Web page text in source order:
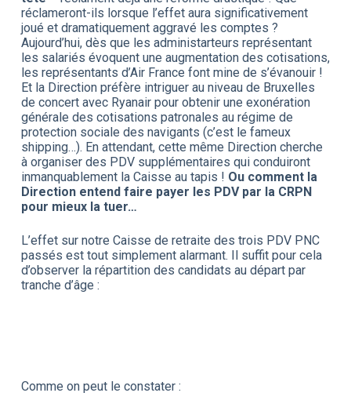
réclameront-ils lorsque l’effet aura significativement
joué et dramatiquement aggravé les comptes ?
Aujourd’hui, dès que les administarteurs représentant
les salariés évoquent une augmentation des cotisations,
les représentants d’Air France font mine de s’évanouir !
Et la Direction préfère intriguer au niveau de Bruxelles
de concert avec Ryanair pour obtenir une exonération
générale des cotisations patronales au régime de
protection sociale des navigants (c’est le fameux
shipping…). En attendant, cette même Direction cherche
à organiser des PDV supplémentaires qui conduiront
inmanquablement la Caisse au tapis ! Ou comment la
Direction entend faire payer les PDV par la CRPN
pour mieux la tuer…
L’effet sur notre Caisse de retraite des trois PDV PNC
passés est tout simplement alarmant. Il suffit pour cela
d’observer la répartition des candidats au départ par
tranche d’âge :
Comme on peut le constater :